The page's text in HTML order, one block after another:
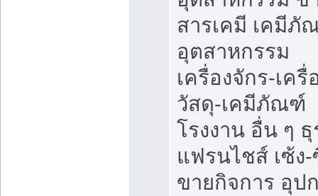
สารเคมี เคมีภั
อุตสาหกรรม
เครื่องจักร-เครื่
วัสดุ-เคมีภัณฑ์
โรงงาน อื่น ๆ
แฟรนไชส์ เซ้ง
ขายกิจการ อุป